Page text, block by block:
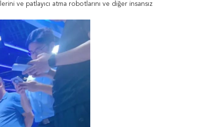
ve patlayıcı atma robotlarını ve diğer insansız